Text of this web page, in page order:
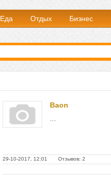
Еда Отдых Бизнес
Baon
29-10-2017, 12:01 Отзывов: 2